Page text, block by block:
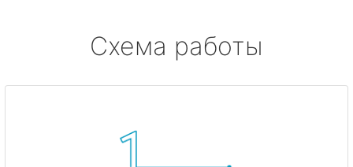
Схема работы